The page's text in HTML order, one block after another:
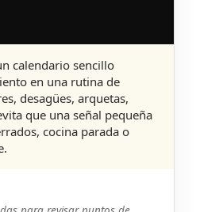
calendario sencillo
en una rutina de
desagües, arquetas,
que una señal pequeña
cocina parada o